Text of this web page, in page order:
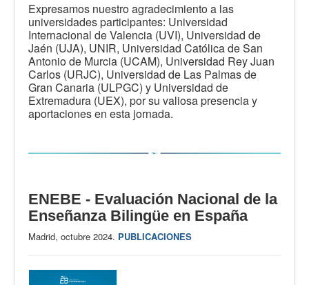
Expresamos nuestro agradecimiento a las
universidades participantes: Universidad
Internacional de Valencia (UVI), Universidad de
Jaén (UJA), UNIR, Universidad Católica de San
Antonio de Murcia (UCAM), Universidad Rey Juan
Carlos (URJC), Universidad de Las Palmas de
Gran Canaria (ULPGC) y Universidad de
Extremadura (UEX), por su valiosa presencia y
aportaciones en esta jornada.
ENEBE - Evaluación Nacional de la
Enseñanza Bilingüe en España
Madrid, octubre 2024. PUBLICACIONES